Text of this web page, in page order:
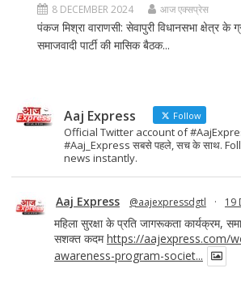
8 DECEMBER 2024 आज एक्सप्रेस
पंकज मिश्रा वाराणसी: सेवापुरी विधानसभा क्षेत्र के
समाजवादी पार्टी की मासिक बैठक...
Aaj Express Follow
Official Twitter account of
#Aaj_Express सबसे पहले, सच के साथ.
news instantly.
Aaj Express @aajexpressdgtl · 19
महिला सुरक्षा के प्रति जागरूकता कार्यक्रम,
सशक्त कदमhttps://aajexpress.com/
awareness-program-societ...